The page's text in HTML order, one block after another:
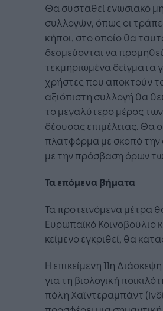
Θα συσταθεί ενωσιακό
συλλογών, όπως οι
κήποι, στο οποίο θα
δεσμεύονται να
τεκμηριωμένα δείγματα
χρήστες που αποκτούν
αξιόπιστη συλλογή θα
το μεγαλύτερο μέρος
δέουσας επιμέλειας. Θα
πλατφόρμα με σκοπό
με την πρόσβαση όρων
Τα επόμενα βήματα
Τα προτεινόμενα μέτρα
Ευρωπαϊκό Κοινοβούλιο
κείμενο εγκριθεί, θα
Η επικείμενη 11η
για τη βιολογική
πόλη Χαϊντεραμπάντ